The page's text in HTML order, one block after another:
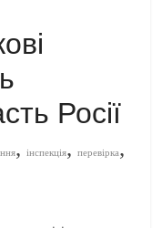
Росії
,інспекція,перевірка,